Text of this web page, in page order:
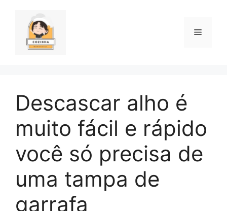
conteúdo
Menu
Descascar alho é
muito fácil e rápido
você só precisa de
uma tampa de
garrafa